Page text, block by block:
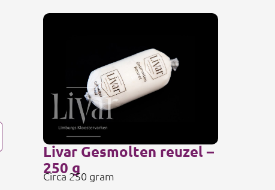
Livar Gesmolten reuzel –
250 g
Circa 250 gram